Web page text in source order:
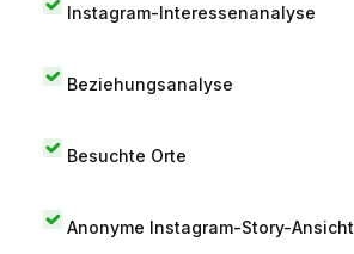
Instagram-Interessenanalyse
Beziehungsanalyse
Besuchte Orte
Anonyme Instagram-Story-Ansicht